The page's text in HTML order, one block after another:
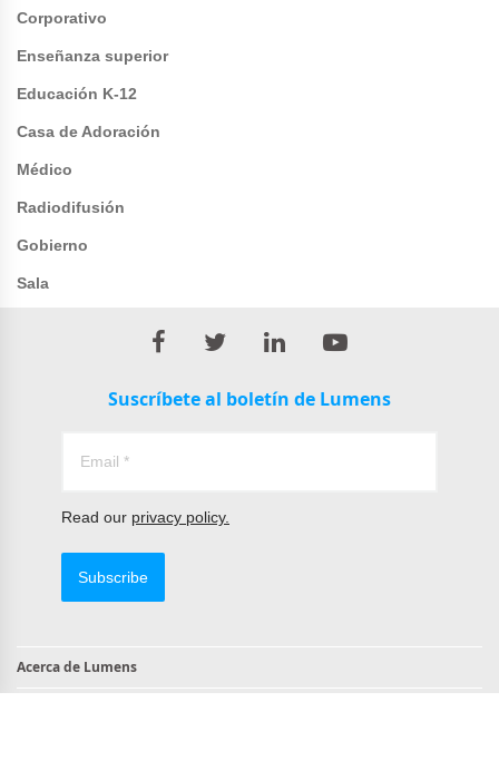
Corporativo
Enseñanza superior
Educación K-12
Casa de Adoración
Médico
Radiodifusión
Gobierno
Sala
Suscríbete al boletín de Lumens
Read our privacy policy.
Subscribe
Acerca de Lumens